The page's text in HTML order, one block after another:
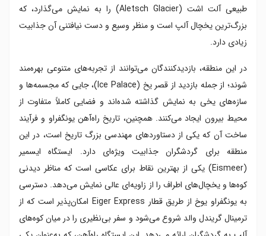
طبیعی آلت ‌اشت (Aletsch Glacier) را به نمایش می‌گذارد، که
بزرگ‌ترین یخچال آلپ است و منظر وسیع و دست ‌نیافتنی آن جذابیت
زیادی دارد.
در این منطقه، بازدیدکنندگان می‌توانند از تجربه‌های متنوعی بهره‌مند
شوند؛ از جمله بازدید از قصر یخ (Ice Palace)، جایی که مجسمه‌ها و
سازه‌های یخی به نمایش گذاشته شده‌اند و فضایی کاملاً متفاوت از
محیط بیرون ایجاد می‌کنند. همچنین، تاریخ راه‌آهن یونگفراو و فرآیند
ساخت آن که یکی از دستاوردهای مهندسی بزرگ تاریخ است، در این
منطقه برای گردشگران جذابیت ویژه‌ای دارد. ایستگاه ایسمیر
(Eismeer) یکی از بهترین نقاط برای عکاسی است که مناظر دیدنی
کوه‌ها و یخچال‌های اطراف را از زاویه‌ای عالی نمایش می‌دهد. دسترسی
به یونگفراو یوخ از طریق قطار Eiger Express امکان‌پذیر است که از
ترمینال گریندل والد شروع می‌شود و سفر بی‌نظیری را در میان کوه‌های